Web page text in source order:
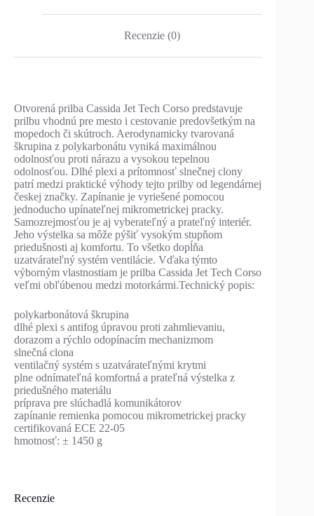
Recenzie (0)
Otvorená prilba Cassida Jet Tech Corso predstavuje
prilbu vhodnú pre mesto i cestovanie predovšetkým na
mopedoch či skútroch. Aerodynamicky tvarovaná
škrupina z polykarbonátu vyniká maximálnou
odolnosťou proti nárazu a vysokou tepelnou
odolnosťou. Dlhé plexi a prítomnosť slnečnej clony
patrí medzi praktické výhody tejto prilby od legendárnej
českej značky. Zapínanie je vyriešené pomocou
jednoducho upínateľnej mikrometrickej pracky.
Samozrejmosťou je aj vyberateľný a prateľný interiér.
Jeho výstelka sa môže pýšiť vysokým stupňom
priedušnosti aj komfortu. To všetko dopĺňa
uzatvárateľný systém ventilácie. Vďaka týmto
výborným vlastnostiam je prilba Cassida Jet Tech Corso
veľmi obľúbenou medzi motorkármi.Technický popis:
polykarbonátová škrupina
dlhé plexi s antifog úpravou proti zahmlievaniu,
dorazom a rýchlo odopínacím mechanizmom
slnečná clona
ventilačný systém s uzatvárateľnými krytmi
plne odnímateľná komfortná a prateľná výstelka z
priedušného materiálu
príprava pre slúchadlá komunikátorov
zapínanie remienka pomocou mikrometrickej pracky
certifikovaná ECE 22-05
hmotnosť: ± 1450 g
Recenzie